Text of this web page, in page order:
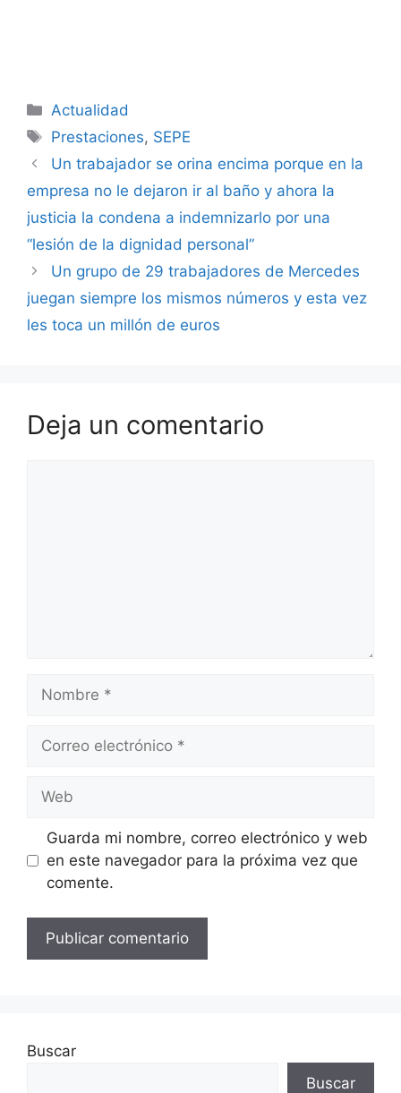
Categorías
Actualidad
Etiquetas
Prestaciones, SEPE
Un trabajador se orina encima porque en la
empresa no le dejaron ir al baño y ahora la
justicia la condena a indemnizarlo por una
“lesión de la dignidad personal”
Un grupo de 29 trabajadores de Mercedes
juegan siempre los mismos números y esta vez
les toca un millón de euros
Deja un comentario
Nombre
Correo
Web
Guarda mi nombre, correo electrónico y web
en este navegador para la próxima vez que
comente.
Buscar
Buscar